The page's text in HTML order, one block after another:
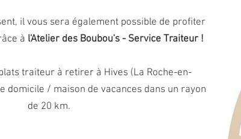
il vous sera également possible de profiter
à l'Atelier des Boubou's - Service Traiteur !
traiteur à retirer à Hives (La Roche-en-
domicile / maison de vacances dans un rayon
de 20 km.